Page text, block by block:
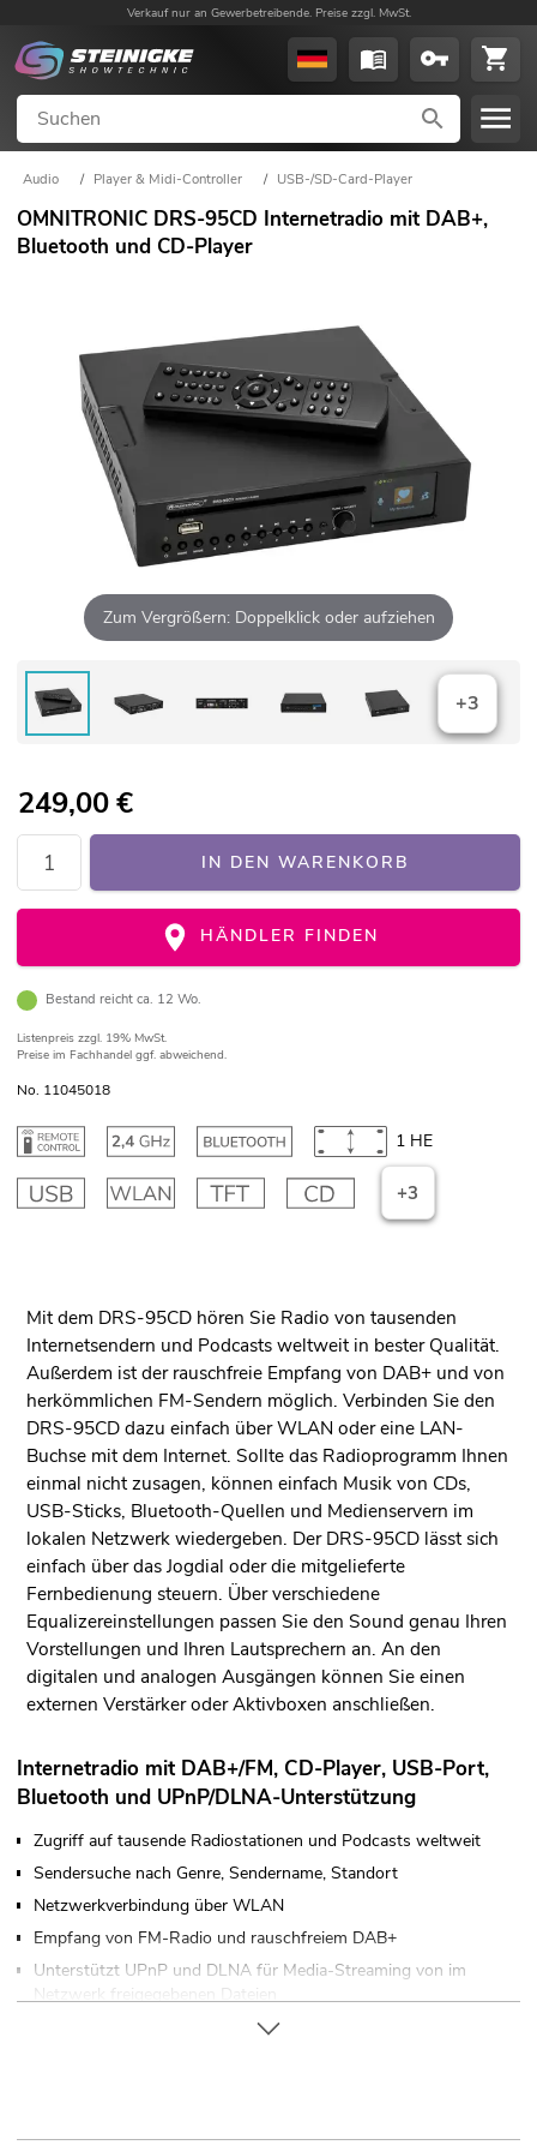
Verkauf nur an Gewerbetreibende. Preise zzgl. MwSt.
Audio / Player & Midi-Controller / USB-/SD-Card-Player
OMNITRONIC DRS-95CD Internetradio mit DAB+,
Bluetooth und CD-Player
Zum Vergrößern: Doppelklick oder aufziehen
+3
249,00€
IN DEN WARENKORB
HÄNDLER FINDEN
Bestand reicht ca. 12 Wo.
Listenpreis zzgl. 19% MwSt.
Preise im Fachhandel ggf. abweichend.
No. 11045018
1 HE
+3
Mit dem DRS-95CD hören Sie Radio von tausenden
Internetsendern und Podcasts weltweit in bester Qualität.
Außerdem ist der rauschfreie Empfang von DAB+ und von
herkömmlichen FM-Sendern möglich. Verbinden Sie den
DRS-95CD dazu einfach über WLAN oder eine LAN-
Buchse mit dem Internet. Sollte das Radioprogramm Ihnen
einmal nicht zusagen, können einfach Musik von CDs,
USB-Sticks, Bluetooth-Quellen und Medienservern im
lokalen Netzwerk wiedergeben. Der DRS-95CD lässt sich
einfach über das Jogdial oder die mitgelieferte
Fernbedienung steuern. Über verschiedene
Equalizereinstellungen passen Sie den Sound genau Ihren
Vorstellungen und Ihren Lautsprechern an. An den
digitalen und analogen Ausgängen können Sie einen
externen Verstärker oder Aktivboxen anschließen.
Internetradio mit DAB+/FM, CD-Player, USB-Port,
Bluetooth und UPnP/DLNA-Unterstützung
Zugriff auf tausende Radiostationen und Podcasts weltweit
Sendersuche nach Genre, Sendername, Standort
Netzwerkverbindung über WLAN
Empfang von FM-Radio und rauschfreiem DAB+
Unterstützt UPnP und DLNA für Media-Streaming von im
Netzwerk freigegebenen Dateien
Einfache Bedienung über Jogdial